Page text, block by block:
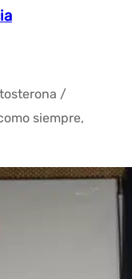
/
siempre,